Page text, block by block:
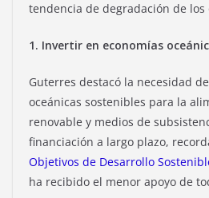
tendencia de degradación de los
1. Invertir en economías
Guterres destacó la necesidad
oceánicas sostenibles para la
renovable y medios de
financiación a largo plazo,
Objetivos de Desarrollo
ha recibido el menor apoyo de